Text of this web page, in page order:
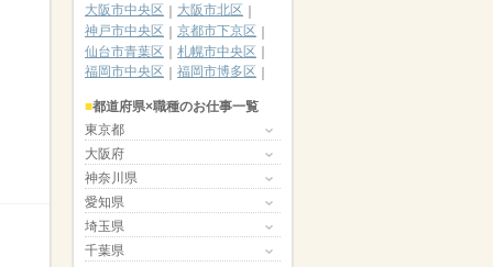
大阪市中央区
大阪市北区
神戸市中央区
京都市下京区
仙台市青葉区
札幌市中央区
福岡市中央区
福岡市博多区
都道府県×職種のお仕事一覧
東京都
大阪府
神奈川県
愛知県
埼玉県
千葉県